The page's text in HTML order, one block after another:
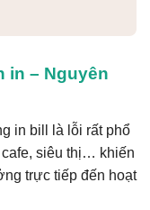
in – Nguyên
in bill là lỗi rất phổ
cafe, siêu thị… khiến
trực tiếp đến hoạt